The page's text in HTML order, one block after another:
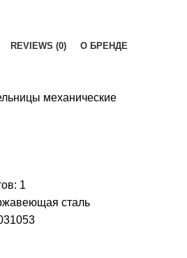
REVIEWS (0) О БРЕНДЕ
механические
1
сталь